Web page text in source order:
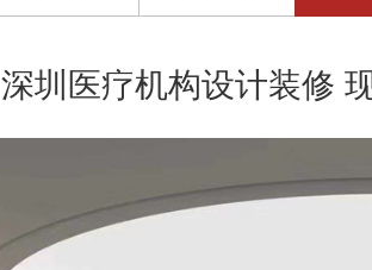
深圳医疗机构设计装修